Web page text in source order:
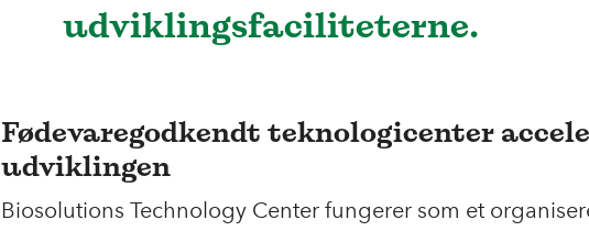
udviklingsfaciliteterne.
Fødevaregodkendt teknologicenter
udviklingen
Biosolutions Technology Center fungerer som et